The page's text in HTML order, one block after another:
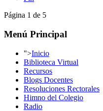
Página 1 de 5
Menú Principal
">Inicio
Biblioteca Virtual
Recursos
Blogs Docentes
Resoluciones Rectorales
Himno del Colegio
Radio